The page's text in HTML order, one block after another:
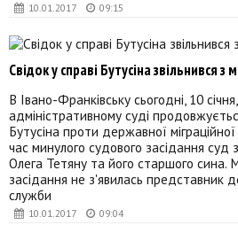
10.01.2017 09:15
10.01.2017 09:04
Свідок у справі Бутусіна звільнився з
В Івано-Франківську сьогодні, 10
адміністративному суді
Бутусіна проти державної
час минулого судового засідання суд
Олега Тетяну та його старшого сина.
засідання не з'явилась представник
служби